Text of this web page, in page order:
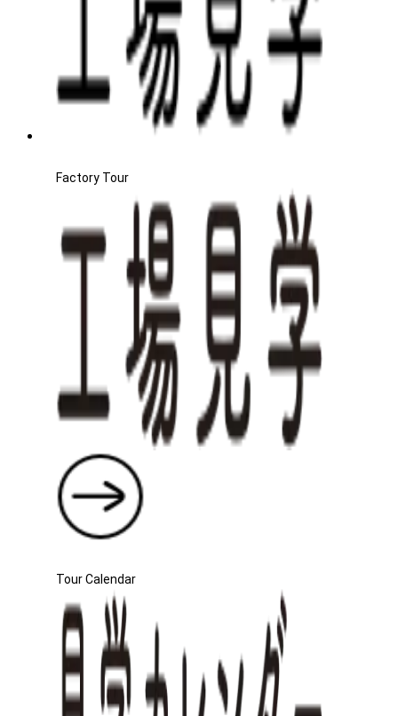
Factory Tour
Tour Calendar